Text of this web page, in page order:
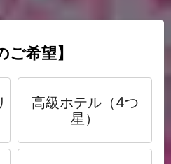
ご希望】
高級ホテル（4つ
星）